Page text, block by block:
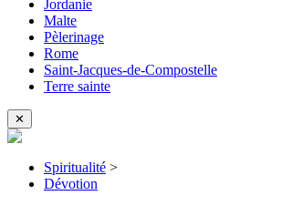
Jordanie
Malte
Pèlerinage
Rome
Saint-Jacques-de-Compostelle
Terre sainte
✕
Spiritualité >
Dévotion